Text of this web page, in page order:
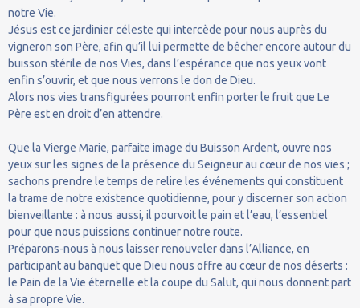
notre Vie.
Jésus est ce jardinier céleste qui intercède pour nous auprès du
vigneron son Père, afin qu’il lui permette de bêcher encore autour du
buisson stérile de nos Vies, dans l’espérance que nos yeux vont
enfin s’ouvrir, et que nous verrons le don de Dieu.
Alors nos vies transfigurées pourront enfin porter le fruit que Le
Père est en droit d’en attendre.
Que la Vierge Marie, parfaite image du Buisson Ardent, ouvre nos
yeux sur les signes de la présence du Seigneur au cœur de nos vies ;
sachons prendre le temps de relire les événements qui constituent
la trame de notre existence quotidienne, pour y discerner son action
bienveillante : à nous aussi, il pourvoit le pain et l’eau, l’essentiel
pour que nous puissions continuer notre route.
Préparons-nous à nous laisser renouveler dans l’Alliance, en
participant au banquet que Dieu nous offre au cœur de nos déserts :
le Pain de la Vie éternelle et la coupe du Salut, qui nous donnent part
à sa propre Vie.